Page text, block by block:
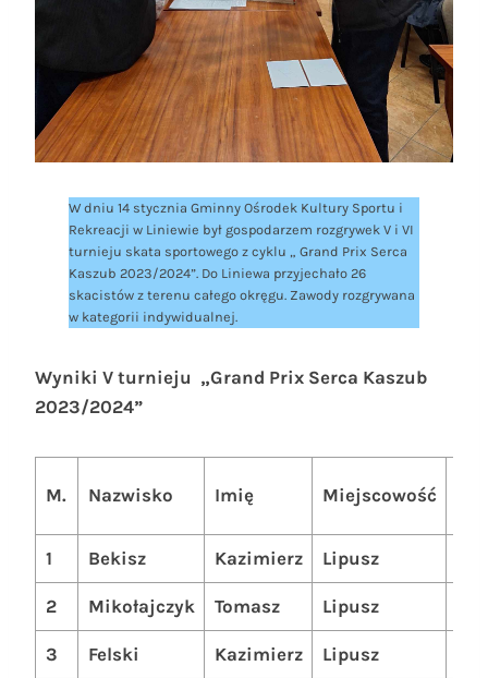
W dniu 14 stycznia Gminny Ośrodek Kultury Sportu i
Rekreacji w Liniewie był gospodarzem rozgrywek V i VI
turnieju skata sportowego z cyklu „ Grand Prix Serca
Kaszub 2023/2024”. Do Liniewa przyjechało 26
skacistów z terenu całego okręgu. Zawody rozgrywana
w kategorii indywidualnej.
Wyniki V turnieju „Grand Prix Serca Kaszub
2023/2024”
M. Nazwisko Imię Miejscowość
1 Bekisz Kazimierz Lipusz
2 Mikołajczyk Tomasz Lipusz
3 Felski Kazimierz Lipusz